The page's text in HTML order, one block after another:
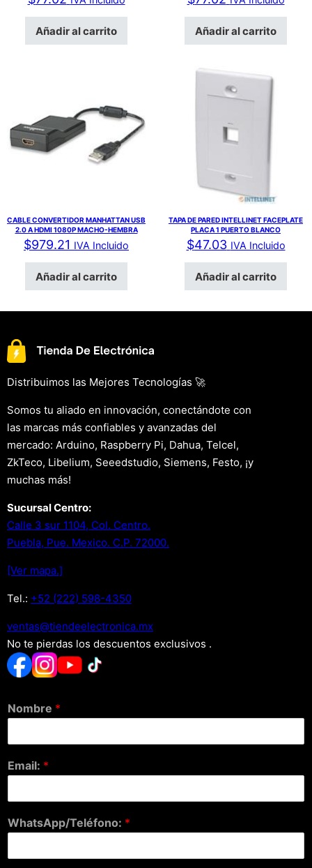
Añadir al carrito Añadir al carrito
CABLE CONVERTIDOR MANHATTAN USB
2.0 A HDMI 1080P MACHO-HEMBRA
$979.21 IVA Incluido
Añadir al carrito
TAPA DE PARED INTELLINET FACEPLATE
PLACA 1 PUERTO BLANCO
$47.03 IVA Incluido
Añadir al carrito
Distribuimos las Mejores Tecnologías 🚀
Somos tu aliado en innovación, conectándote con
las marcas más confiables y avanzadas del
mercado: Arduino, Raspberry Pi, Dahua, Telcel,
ZkTeco, Libelium, Seeedstudio, Siemens, Festo, ¡y
muchas más!
Sucursal Centro:
Calle 3 sur 1104, Col. Centro.
Puebla, Pue. Mexico. C.P. 72000.
[Ver mapa.]
Tel.: +52 (222) 598-4350
xm.acinortceleedneit@satnev
No te pierdas los descuentos exclusivos .
Nombre *
Email: *
WhatsApp/Teléfono: *